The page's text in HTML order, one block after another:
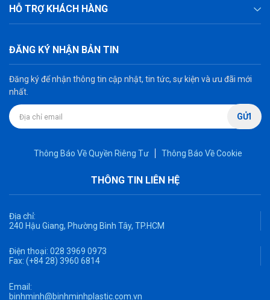
HỖ TRỢ KHÁCH HÀNG
ĐĂNG KÝ NHẬN BẢN TIN
Đăng ký để nhận thông tin cập nhật, tin tức, sự kiện và ưu đãi mới
nhất.
GỬI
THÔNG TIN LIÊN HỆ
Thông Báo Về Quyền Riêng Tư Thông Báo Về Cookie
Địa chỉ:
240 Hậu Giang, Phường Bình Tây, TP.HCM
Điện thoại: 028 3969 0973
Fax: (+84 28) 3960 6814
Email:
binhminh@binhminhplastic.com.vn